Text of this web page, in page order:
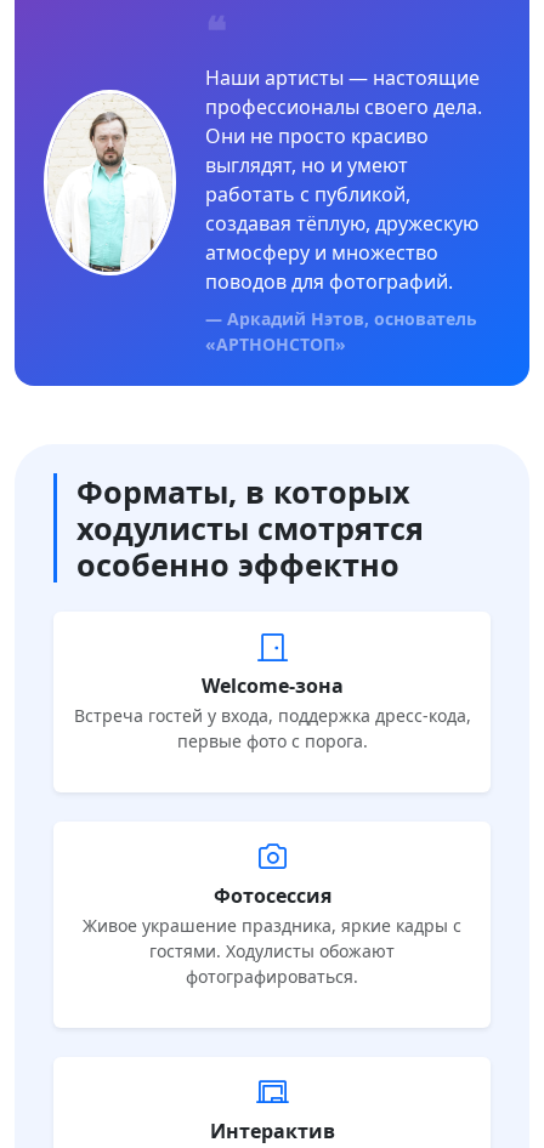
❝
Наши артисты — настоящие
профессионалы своего дела.
Они не просто красиво
выглядят, но и умеют
работать с публикой,
создавая тёплую, дружескую
атмосферу и множество
поводов для фотографий.
— Аркадий Нэтов, основатель
«АРТНОНСТОП»
Форматы, в которых
ходулисты смотрятся
особенно эффектно
Welcome‑зона
Встреча гостей у входа, поддержка дресс-кода,
первые фото с порога.
Фотосессия
Живое украшение праздника, яркие кадры с
гостями. Ходулисты обожают
фотографироваться.
Интерактив